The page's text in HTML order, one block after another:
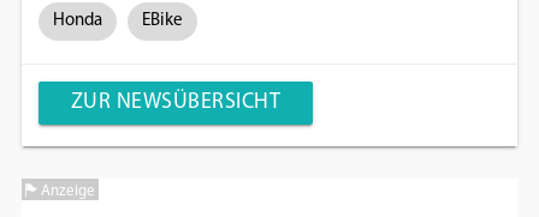
Honda EBike
ZUR NEWSÜBERSICHT
Anzeige